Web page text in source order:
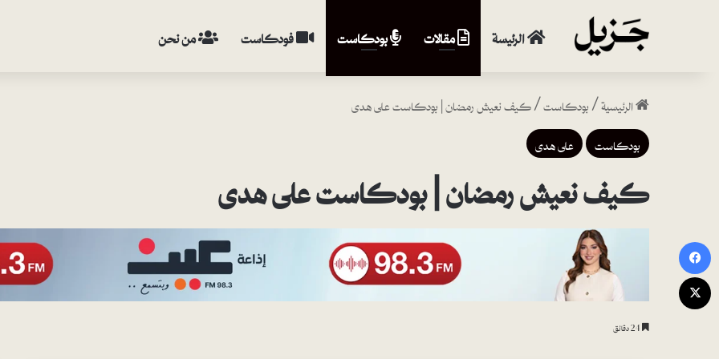
الرئيسة مقالات بودكاست فودكاست من نحن
الرئيسية/بودكاست/كيف نعيش رمضان | بودكاست على هدى
بودكاست
على هدى
كيف نعيش رمضان | بودكاست على هدى